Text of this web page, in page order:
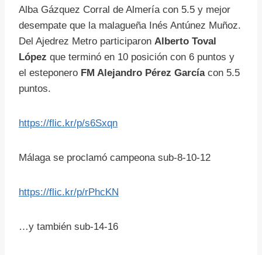
Alba Gázquez Corral de Almería con 5.5 y mejor
desempate que la malagueña Inés Antúnez Muñoz.
Del Ajedrez Metro participaron Alberto Toval
López que terminó en 10 posición con 6 puntos y
el esteponero FM Alejandro Pérez Garcíacon 5.5
puntos.
https://flic.kr/p/s6Sxqn
Málaga se proclamó campeona sub-8-10-12
https://flic.kr/p/rPhcKN
…y también sub-14-16